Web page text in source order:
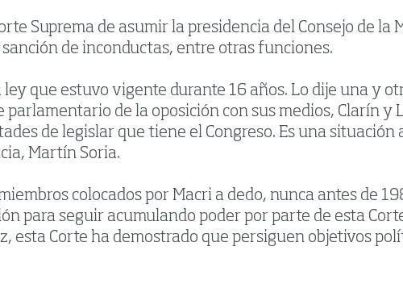
Suprema de asumir la presidencia del Consejo de la
de inconductas, entre otras funciones.
que estuvo vigente durante 16 años. Lo dije una y
de la oposición con sus medios, Clarín y
de legislar que tiene el Congreso. Es una situación
Martín Soria.
colocados por Macri a dedo, nunca antes de
para seguir acumulando poder por parte de esta
esta Corte ha demostrado que persiguen objetivos